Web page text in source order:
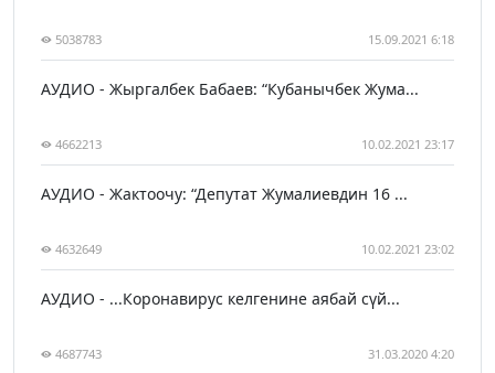
5038783 15.09.2021 6:18
АУДИО - Жыргалбек Бабаев: “Кубанычбек Жума...
4662213 10.02.2021 23:17
АУДИО - Жактоочу: “Депутат Жумалиевдин 16 ...
4632649 10.02.2021 23:02
АУДИО - ...Коронавирус келгенине аябай сүй...
4687743 31.03.2020 4:20